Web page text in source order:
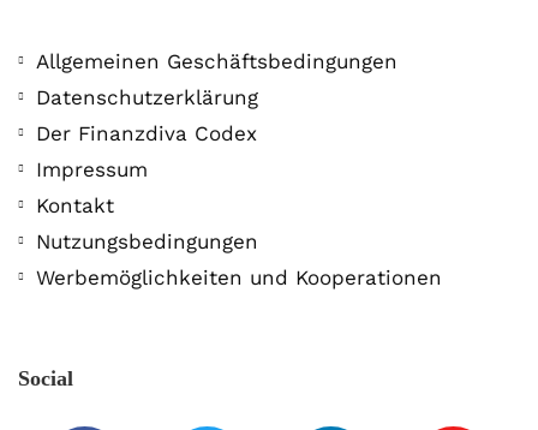
Allgemeinen Geschäftsbedingungen
Datenschutzerklärung
Der Finanzdiva Codex
Impressum
Kontakt
Nutzungsbedingungen
Werbemöglichkeiten und Kooperationen
Social